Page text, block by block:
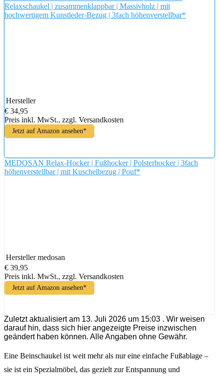
Relaxschaukel | zusammenklappbar | Massivholz | mit
hochwertigem Kunstleder-Bezug | 3fach höhenverstellbar*
Hersteller
€ 34,95
Preis inkl. MwSt., zzgl. Versandkosten
Jetzt auf Amazon ansehen*
MEDOSAN Relax-Hocker | Fußhocker | Polsterhocker | 3fach
höhenverstellbar | mit Kuschelbezug | Pouf*
Hersteller medosan
€ 39,95
Preis inkl. MwSt., zzgl. Versandkosten
Jetzt auf Amazon ansehen*
Zuletzt aktualisiert am 13. Juli 2026 um 15:03 . Wir weisen
darauf hin, dass sich hier angezeigte Preise inzwischen
geändert haben können. Alle Angaben ohne Gewähr.
Eine Beinschaukel ist weit mehr als nur eine einfache Fußablage –
sie ist ein Spezialmöbel, das gezielt zur Entspannung und